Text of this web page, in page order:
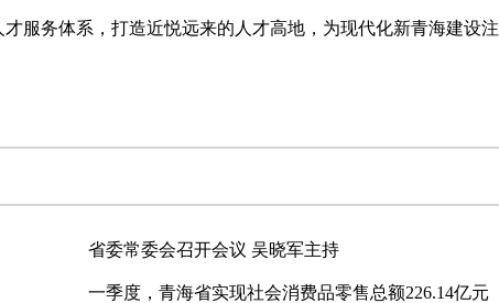
务体系，打造近悦远来的人才高地，为现代化新青海建设注
省委常委会召开会议 吴晓军主持
一季度，青海省实现社会消费品零售总额226.14亿元